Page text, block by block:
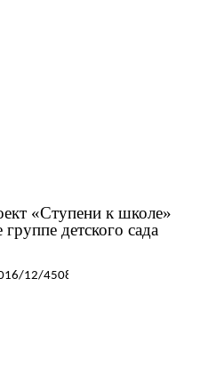
«Ступени к школе»
детского сада